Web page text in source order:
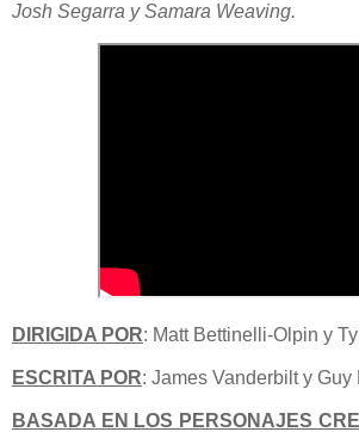
Josh Segarra y Samara Weaving.
DIRIGIDA POR: Matt Bettinelli-Olpin y
ESCRITA POR: James Vanderbilt y Guy
BASADA EN LOS PERSONAJES